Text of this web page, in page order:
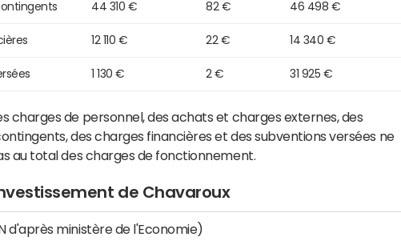
44 310 € 82 € 46 498 €
12 110 € 22 € 14 340 €
1 130 € 2 € 31 925 €
charges de personnel, des achats et charges externes, des
des charges financières et des subventions versées ne
au total des charges de fonctionnement.
de Chavaroux
d'après ministère de l'Economie)